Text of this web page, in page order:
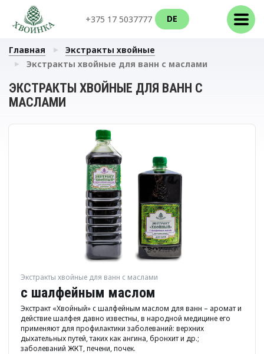
+375 17 5037777 DE
Главная
Экстракты хвойные
Экстракты хвойные для ванн с маслами
ЭКСТРАКТЫ ХВОЙНЫЕ ДЛЯ ВАНН С
МАСЛАМИ
Экстракты хвойные для ванн с маслами
с шалфейным маслом
Экстракт «Хвойный» с шалфейным маслом для ванн – аромат и
действие шалфея давно известны, в народной медицине его
применяют для профилактики заболеваний: верхних
дыхательных путей, таких как ангина, бронхит и др.;
заболеваний ЖКТ, печени, почек.